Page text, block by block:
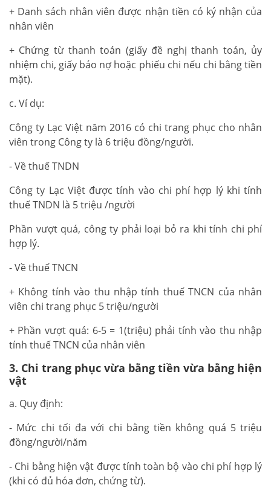
+ Danh sách nhân viên được nhận tiền có ký nhận của
nhân viên
+ Chứng từ thanh toán (giấy đề nghị thanh toán, ủy
nhiệm chi, giấy báo nợ hoặc phiếu chi nếu chi bằng tiền
mặt).
c. Ví dụ:
Công ty Lạc Việt năm 2016 có chi trang phục cho nhân
viên trong Công ty là 6 triệu đồng/người.
- Về thuế TNDN
Công ty Lạc Việt được tính vào chi phí hợp lý khi tính
thuế TNDN là 5 triệu /người
Phần vượt quá, công ty phải loại bỏ ra khi tính chi phí
hợp lý.
- Về thuế TNCN
+ Không tính vào thu nhập tính thuế TNCN của nhân
viên chi trang phục 5 triệu/người
+ Phần vượt quá: 6-5 = 1(triệu) phải tính vào thu nhập
tính thuế TNCN của nhân viên
3. Chi trang phục vừa bằng tiền vừa bằng hiện
vật
a. Quy định:
- Mức chi tối đa với chi bằng tiền không quá 5 triệu
đồng/người/năm
- Chi bằng hiện vật được tính toàn bộ vào chi phí hợp lý
(khi có đủ hóa đơn, chứng từ).